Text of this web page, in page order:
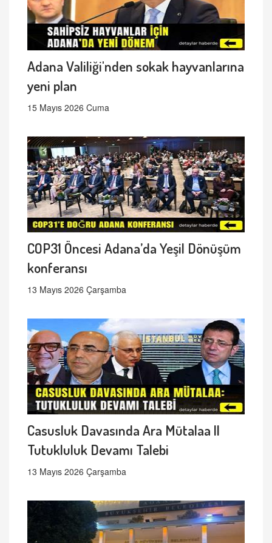
Adana Valiliği'nden sokak hayvanlarına
yeni plan
15 Mayıs 2026 Cuma
COP31 Öncesi Adana’da Yeşil Dönüşüm
konferansı
13 Mayıs 2026 Çarşamba
Casusluk Davasında Ara Mütalaa ||
Tutukluluk Devamı Talebi
13 Mayıs 2026 Çarşamba